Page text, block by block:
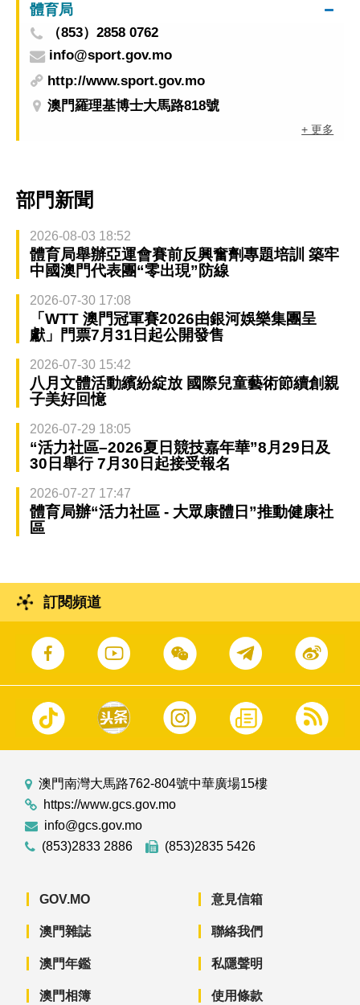
體育局
（853）2858 0762
info@sport.gov.mo
http://www.sport.gov.mo
澳門羅理基博士大馬路818號
+ 更多
部門新聞
2026-08-03 18:52
體育局舉辦亞運會賽前反興奮劑專題培訓 築牢
中國澳門代表團“零出現”防線
2026-07-30 17:08
「WTT 澳門冠軍賽2026由銀河娛樂集團呈
獻」門票7月31日起公開發售
2026-07-30 15:42
八月文體活動繽紛綻放 國際兒童藝術節續創親
子美好回憶
2026-07-29 18:05
“活力社區–2026夏日競技嘉年華”8月29日及
30日舉行 7月30日起接受報名
2026-07-27 17:47
體育局辦“活力社區 - 大眾康體日”推動健康社
區
訂閱頻道
澳門南灣大馬路762-804號中華廣場15樓
https://www.gcs.gov.mo
info@gcs.gov.mo
(853)2833 2886
(853)2835 5426
GOV.MO
澳門雜誌
澳門年鑑
澳門相簿
意見信箱
聯絡我們
私隱聲明
使用條款